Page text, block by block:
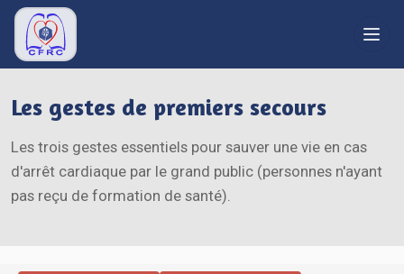
Recommandations
Réanimation
Bibliographie
Les gestes de premiers secours
Les trois gestes essentiels pour sauver une vie en cas
d'arrêt cardiaque par le grand public (personnes n'ayant
pas reçu de formation de santé).